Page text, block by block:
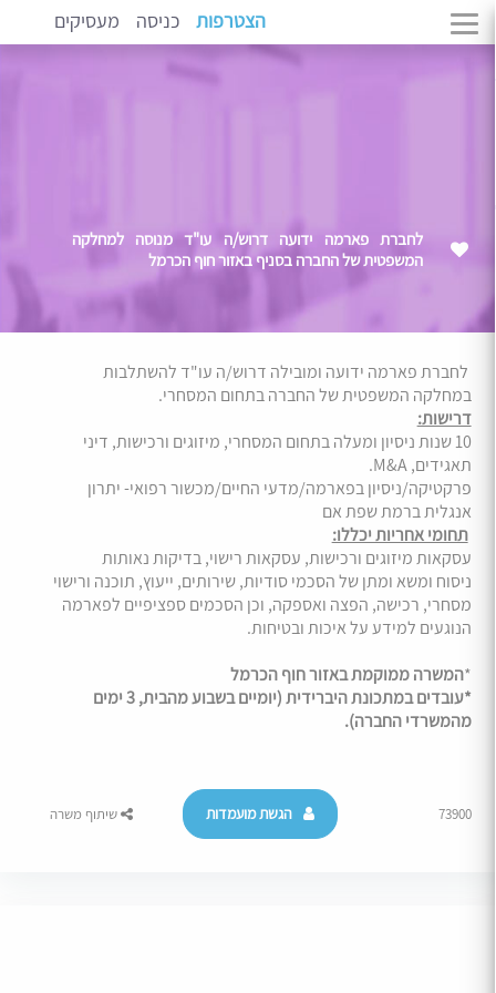
הצטרפות כניסה מעסיקים
לחברת פארמה ידועה דרוש/ה עו"ד מנוסה למחלקה
המשפטית של החברה בסניף באזור חוף הכרמל
לחברת פארמה ידועה ומובילה דרוש/ה עו"ד להשתלבות
במחלקה המשפטית של החברה בתחום המסחרי.
דרישות:
10 שנות ניסיון ומעלה בתחום המסחרי, מיזוגים ורכישות, דיני
תאגידים, M&A.
פרקטיקה/ניסיון בפארמה/מדעי החיים/מכשור רפואי- יתרון
אנגלית ברמת שפת אם
תחומי אחריות יכללו:
עסקאות מיזוגים ורכישות, עסקאות רישוי, בדיקות נאותות
ניסוח ומשא ומתן של הסכמי סודיות, שירותים, ייעוץ, תוכנה ורישוי
מסחרי, רכישה, הפצה ואספקה, וכן הסכמים ספציפיים לפארמה
הנוגעים למידע על איכות ובטיחות.
*המשרה ממוקמת באזור חוף הכרמל
*עובדים במתכונת היברידית (יומיים בשבוע מהבית, 3 ימים
מהמשרדי החברה).
73900 הגשת מועמדות שיתוף משרה